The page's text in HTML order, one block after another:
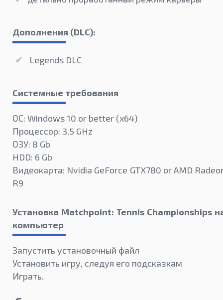
Дополнения (DLC):
Legends DLC
Системные требования
ОС: Windows 10 or better (х64)
Процессор: 3,5 GHz
ОЗУ: 8 Gb
HDD: 6 Gb
Видеокарта: Nvidia GeForce GTX780 or AMD
R9
Установка Matchpoint: Tennis Championships
компьютер
Запустить установочный файл
Установить игру, следуя его подсказкам
Играть.